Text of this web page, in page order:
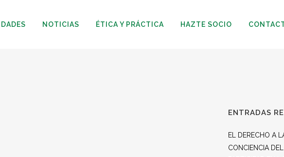
NOTICIAS ÉTICA Y PRÁCTICA HAZTE SOCIO
ENTRADAS
EL DERECHO A
CONCIENCIA